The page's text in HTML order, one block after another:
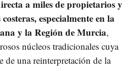
a miles de propietarios y
especialmente en la
y la Región de Murcia,
núcleos tradicionales cuya
de una reinterpretación de la